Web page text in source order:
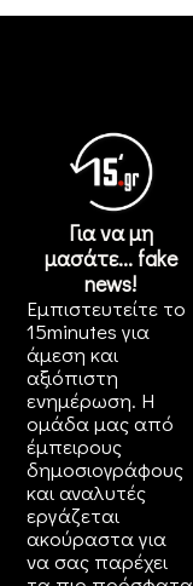
Για να μη
μασάτε... fake
news!
Εμπιστευτείτε το
15minutes για
άμεση και
αξιόπιστη
ενημέρωση. Η
ομάδα μας από
έμπειρους
δημοσιογράφους
και αναλυτές
εργάζεται
ακούραστα για
να σας παρέχει